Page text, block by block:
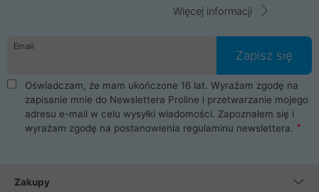
Więcej informacji
Email
Zapisz się
Oświadczam, że mam ukończone 16 lat. Wyrażam zgodę na
zapisanie mnie do Newslettera Proline i przetwarzanie mojego
adresu e-mail w celu wysyłki wiadomości. Zapoznałem się i
wyrażam zgodę na postanowienia regulaminu newslettera.
Zakupy